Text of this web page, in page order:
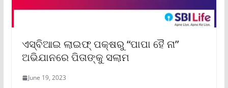
ଏସ୍‌ବିଆଇ ଲାଇଫ୍ ପକ୍ଷରୁ “ପାପା ହୈ ନା”
ଅଭିଯାନରେ ପିତାଙ୍କୁ ସଲାମ
June 19, 2023